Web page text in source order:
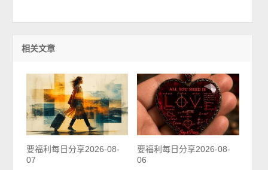
相关文章
要福利每日分享2026-08-
07
要福利每日分享2026-08-
06